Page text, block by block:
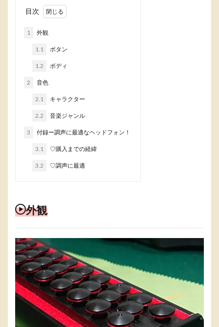
目次
1 外観
1.1 ボタン
1.2 ボディ
2 音色
2.1 キャラクター
2.2 音楽ジャンル
3 付録ー調声に最適なヘッドフォン！
3.1 ♡購入までの経緯
3.2 ♡調声に最適
外観